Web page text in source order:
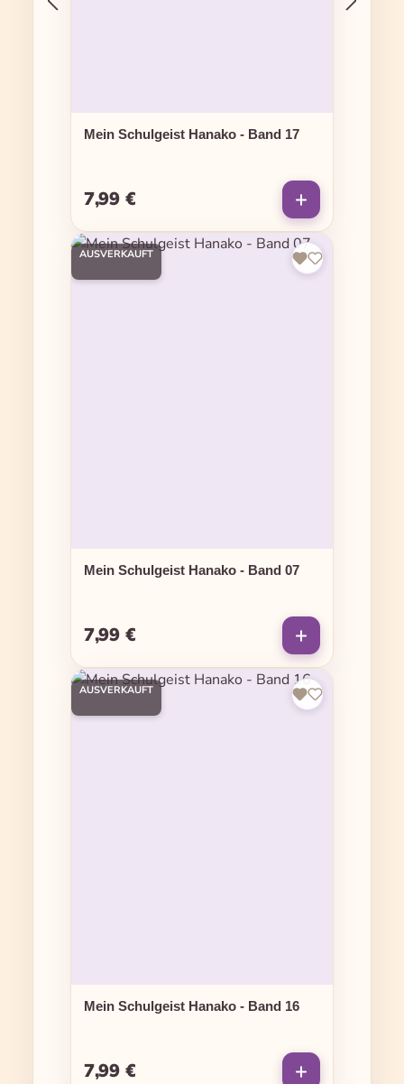
Mein Schulgeist Hanako - Band 17
Regulärer Preis:
7,99 €
AUSVERKAUFT
Mein Schulgeist Hanako - Band 07
Regulärer Preis:
7,99 €
AUSVERKAUFT
Mein Schulgeist Hanako - Band 16
Regulärer Preis:
7,99 €